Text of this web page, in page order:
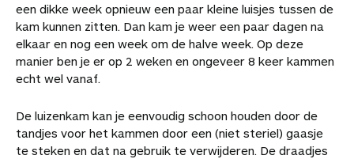
een dikke week opnieuw een paar kleine luisjes tussen de
kam kunnen zitten. Dan kam je weer een paar dagen na
elkaar en nog een week om de halve week. Op deze
manier ben je er op 2 weken en ongeveer 8 keer kammen
echt wel vanaf.
De luizenkam kan je eenvoudig schoon houden door de
tandjes voor het kammen door een (niet steriel) gaasje
te steken en dat na gebruik te verwijderen. De draadjes